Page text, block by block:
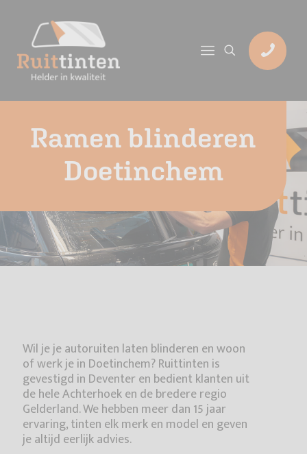
Ramen blinderen
Doetinchem
Wil je je autoruiten laten blinderen en woon
of werk je in Doetinchem? Ruittinten is
gevestigd in Deventer en bedient klanten uit
de hele Achterhoek en de bredere regio
Gelderland. We hebben meer dan 15 jaar
ervaring, tinten elk merk en model en geven
je altijd eerlijk advies.